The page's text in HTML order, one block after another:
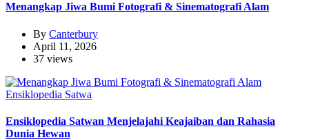
Menangkap Jiwa Bumi Fotografi & Sinematografi Alam
By Canterbury
April 11, 2026
37 views
Ensiklopedia Satwa
Ensiklopedia Satwan Menjelajahi Keajaiban dan Rahasia
Dunia Hewan